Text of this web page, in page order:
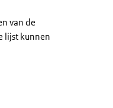
van de
lijst kunnen